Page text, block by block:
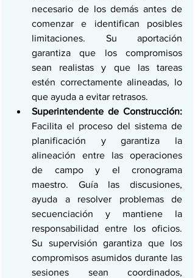
necesario de los demás antes de
comenzar e identifican posibles
limitaciones. Su aportación
garantiza que los compromisos
sean realistas y que las tareas
estén correctamente alineadas, lo
que ayuda a evitar retrasos.
Superintendente de Construcción:
Facilita el proceso del sistema de
planificación y garantiza la
alineación entre las operaciones
de campo y el cronograma
maestro. Guía las discusiones,
ayuda a resolver problemas de
secuenciación y mantiene la
responsabilidad entre los oficios.
Su supervisión garantiza que los
compromisos asumidos durante las
sesiones sean coordinados,